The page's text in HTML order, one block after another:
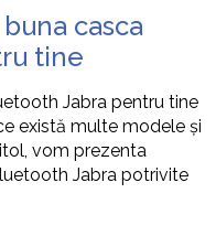
casca
tine
Jabra pentru tine
există multe modele și
vom prezenta
Jabra potrivite